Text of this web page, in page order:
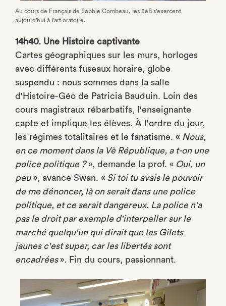
Au cours de Français de Sophie Combeau, les 3èB s'exercent
aujourd'hui à l'art oratoire.
14h40. Une Histoire captivante
Cartes géographiques sur les murs, horloges
avec différents fuseaux horaire, globe
suspendu : nous sommes dans la salle
d'Histoire-Géo de Patricia Bauduin. Loin des
cours magistraux rébarbatifs, l'enseignante
capte et implique les élèves. À l'ordre du jour,
les régimes totalitaires et le fanatisme. « Nous,
en ce moment dans la Vè République, a t-on une
police politique ?», demande la prof. « Oui, un
peu», avance Swan. « Si toi tu avais le pouvoir
de me dénoncer, là on serait dans une police
politique, et ce serait dangereux. La police n'a
pas le droit par exemple d'interpeller sur le
marché quelqu'un qui dirait que les Gilets
jaunes c'est super, car les libertés sont
encadrées». Fin du cours, passionnant.